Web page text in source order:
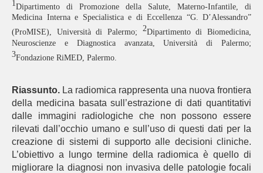
1 Dipartimento di Promozione della Salute, Materno-Infantile, di
Medicina Interna e Specialistica e di Eccellenza “G. D’Alessandro”
(ProMISE), Università di Palermo; 2Dipartimento di Biomedicina,
Neuroscienze e Diagnostica avanzata, Università di Palermo;
3Fondazione RiMED, Palermo.
Riassunto. La radiomica rappresenta una nuova frontiera
della medicina basata sull’estrazione di dati quantitativi
dalle immagini radiologiche che non possono essere
rilevati dall’occhio umano e sull’uso di questi dati per la
creazione di sistemi di supporto alle decisioni cliniche.
L’obiettivo a lungo termine della radiomica è quello di
migliorare la diagnosi non invasiva delle patologie focali